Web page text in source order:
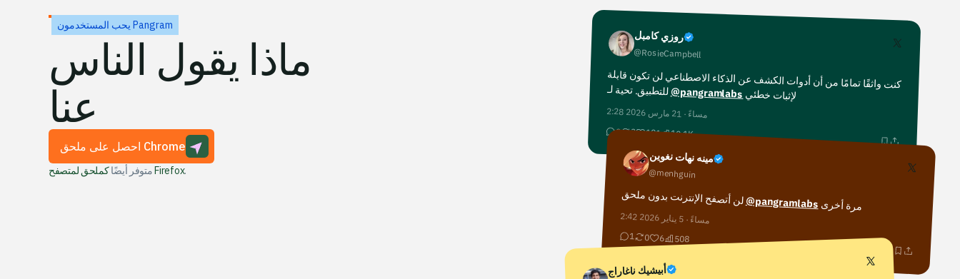
يحب المستخدمون Pangram
ماذا يقول الناس
عنا
احصل على ملحق Chrome
متوفر أيضًاكملحق لمتصفح Firefox.
روزي كامبل
@RosieCampbell
كنت واثقًا تمامًا من أن أدوات الكشف عن الذكاء الاصطناعي لن تكون قابلة
للتطبيق. تحية لـ@pangramlabs لإثبات خطئي
2:28 مساءً · 21 مارس 2026
9 3 101 10.1K
مينه نهات نغوين
@menhguin
لن أتصفح الإنترنت بدون ملحق@pangramlabs مرة أخرى
2:42 مساءً · 5 يناير 2026
1 0 6 508
أبيشيك ناغاراج